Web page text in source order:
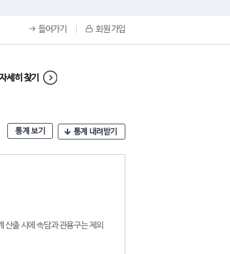
들어가기 회원 가입
세히 찾기
통계 보기 통계 내려받기
산출 시에 속담과 관용구는 제외